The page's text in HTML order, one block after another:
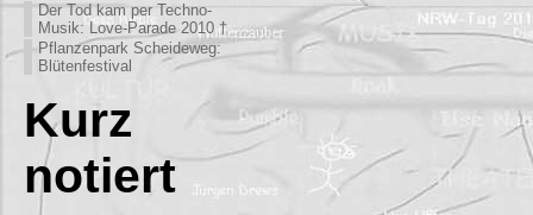
Der Tod kam per Techno-
Musik: Love-Parade 2010 †
Pflanzenpark Scheideweg:
Blütenfestival
Kurz
notiert